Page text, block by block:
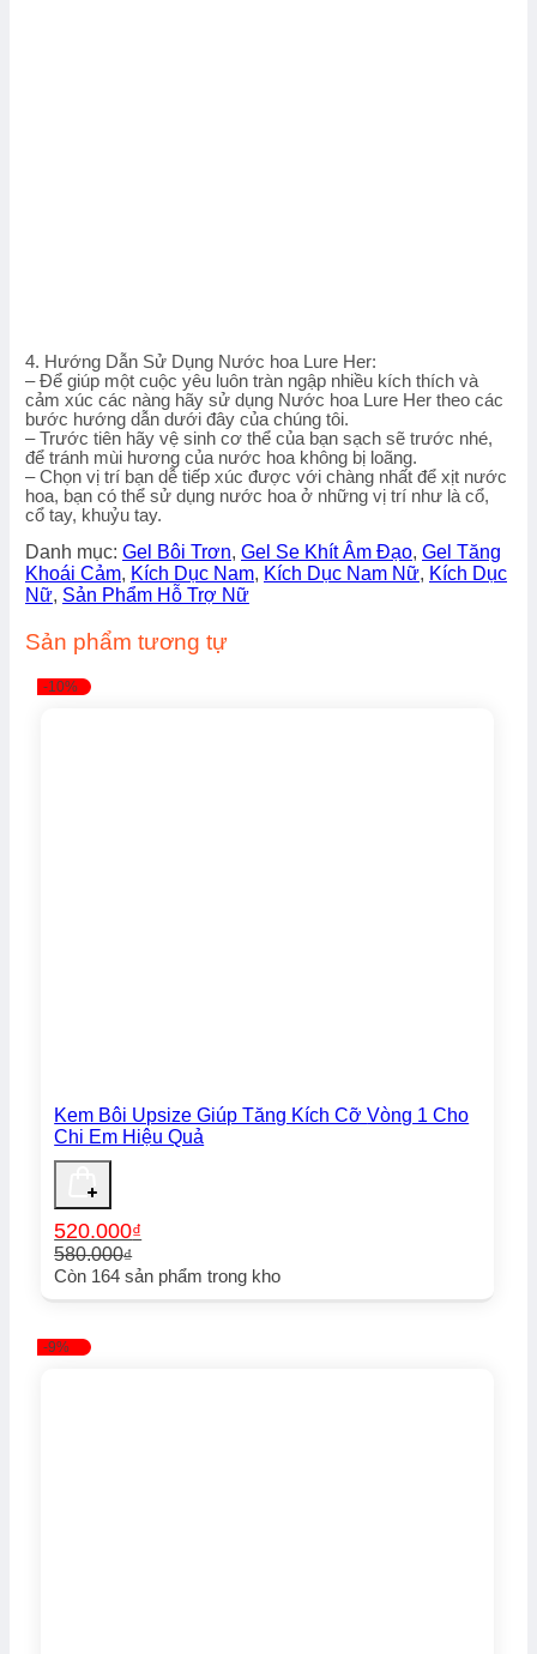
4. Hướng Dẫn Sử Dụng Nước hoa Lure Her:
– Để giúp một cuộc yêu luôn tràn ngập nhiều kích thích và
cảm xúc các nàng hãy sử dụng Nước hoa Lure Her theo các
bước hướng dẫn dưới đây của chúng tôi.
– Trước tiên hãy vệ sinh cơ thể của bạn sạch sẽ trước nhé,
để tránh mùi hương của nước hoa không bị loãng.
– Chọn vị trí bạn dễ tiếp xúc được với chàng nhất để xịt nước
hoa, bạn có thể sử dụng nước hoa ở những vị trí như là cổ,
cổ tay, khuỷu tay.
Danh mục: Gel Bôi Trơn, Gel Se Khít Âm Đạo, Gel Tăng
Khoái Cảm, Kích Dục Nam, Kích Dục Nam Nữ, Kích Dục
Nữ, Sản Phẩm Hỗ Trợ Nữ
Sản phẩm tương tự
-10%
Kem Bôi Upsize Giúp Tăng Kích Cỡ Vòng 1 Cho
Chi Em Hiệu Quả
580.000₫
Giá
580.000₫.
520.000₫
Giá
là:
520.000₫.
Còn 164 sản phẩm trong kho
-9%